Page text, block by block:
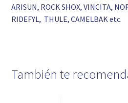
ARISUN, ROCK SHOX, VINCITA,
RIDEFYL, THULE, CAMELBAK etc.
También te